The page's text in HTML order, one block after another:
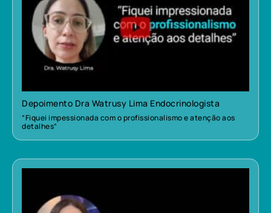
Depoimento Dra Watrusy Lima Endocrinologista
“Fiquei impessionada com o profissionalismo e atenção aos
detalhes”